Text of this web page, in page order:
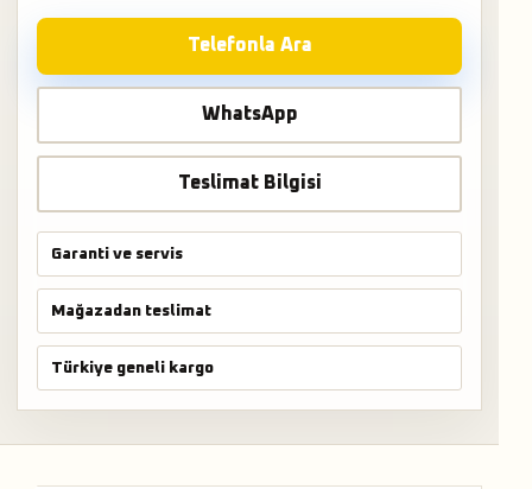
Telefonla Ara
WhatsApp
Teslimat Bilgisi
Garanti ve servis
Mağazadan teslimat
Türkiye geneli kargo